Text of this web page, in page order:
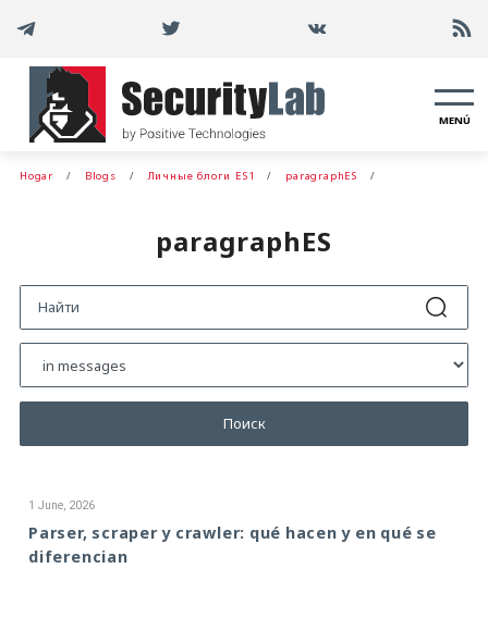
MENÚ
Hogar Blogs Личные блоги ES1 paragraphES
paragraphES
Поиск
1 June, 2026
Parser, scraper y crawler: qué hacen y en qué se
diferencian